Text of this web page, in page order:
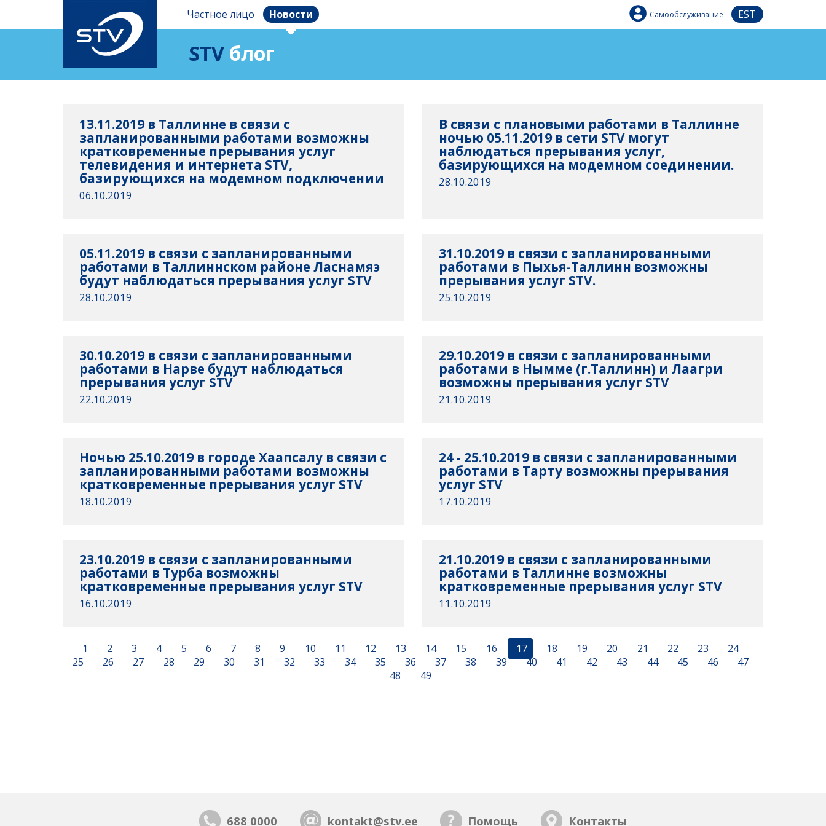
Частное лицо Новости Самообслуживание EST
STV блог
13.11.2019 в Таллинне в связи с
запланированными работами возможны
кратковременные прерывания услуг
телевидения и интернета STV,
базирующихся на модемном подключении
06.10.2019
В связи с плановыми работами в Таллинне
ночью 05.11.2019 в сети STV могут
наблюдаться прерывания услуг,
базирующихся на модемном соединении.
28.10.2019
05.11.2019 в связи с запланированными
работами в Таллиннском районе Ласнамяэ
будут наблюдаться прерывания услуг STV
28.10.2019
31.10.2019 в связи с запланированными
работами в Пыхья-Таллинн возможны
прерывания услуг STV.
25.10.2019
30.10.2019 в связи с запланированными
работами в Нарве будут наблюдаться
прерывания услуг STV
22.10.2019
29.10.2019 в связи с запланированными
работами в Нымме (г.Таллинн) и Лаагри
возможны прерывания услуг STV
21.10.2019
Ночью 25.10.2019 в городе Хаапсалу в связи с
запланированными работами возможны
кратковременные прерывания услуг STV
18.10.2019
24 - 25.10.2019 в связи с запланированными
работами в Тарту возможны прерывания
услуг STV
17.10.2019
23.10.2019 в связи с запланированными
работами в Турба возможны
кратковременные прерывания услуг STV
16.10.2019
21.10.2019 в связи с запланированными
работами в Таллинне возможны
кратковременные прерывания услуг STV
11.10.2019
1 2 3 4 5 6 7 8 9 10 11 12 13 14 15 16 17 18 19 20 21 22 23
24
25
26 27 28 29 30 31 32 33 34 35 36 37 38 39 40 41 42 43 44 45 46
47
48
49
688 0000 kontakt@stv.ee Помощь Контакты